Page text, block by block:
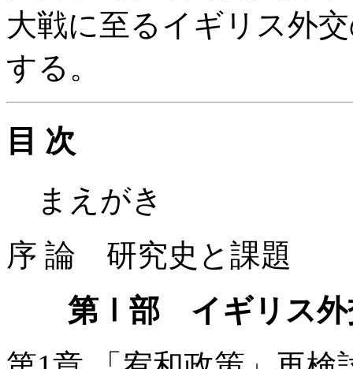
大戦に至るイギリス外
する。
目 次
まえがき
序 論 研究史と課題
第Ⅰ部 イギリス外